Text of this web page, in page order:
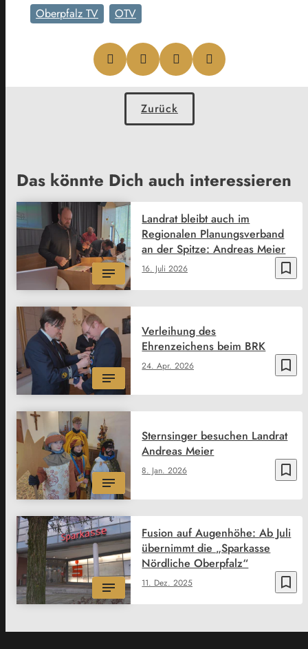
Oberpfalz TV
OTV
Zurück
Das könnte Dich auch interessieren
bookmark_border
16. Juli 2026
Landrat bleibt auch im
Regionalen Planungsverband
an der Spitze: Andreas Meier
bookmark_border
24. Apr. 2026
Verleihung des
Ehrenzeichens beim BRK
bookmark_border
8. Jan. 2026
Sternsinger besuchen Landrat
Andreas Meier
bookmark_border
11. Dez. 2025
Fusion auf Augenhöhe: Ab Juli
übernimmt die „Sparkasse
Nördliche Oberpfalz“